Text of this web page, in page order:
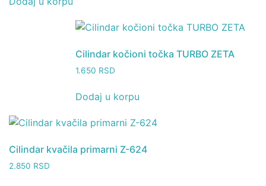
Cilindar kočioni točka TURBO ZETA
1.650 RSD
Dodaj u korpu
Cilindar kvačila primarni Z-624
2.850 RSD